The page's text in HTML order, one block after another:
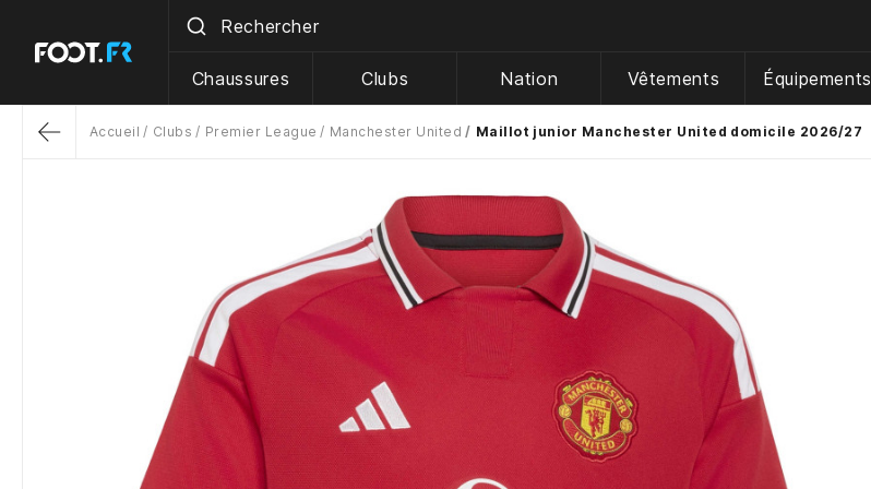
Chaussures Clubs Nation Vêtements Équipements
Accueil Clubs Premier League Manchester United Maillot junior Manchester United domicile 2026/27